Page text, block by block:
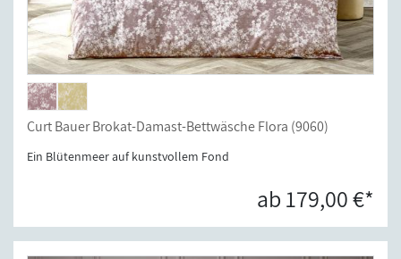
Curt Bauer Brokat-Damast-Bettwäsche Flora (9060)
Ein Blütenmeer auf kunstvollem Fond
ab 179,00 €*